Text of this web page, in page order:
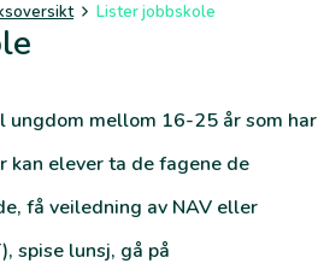
Lister jobbskole
ungdom mellom 16-25 år som har
kan elever ta de fagene de
få veiledning av NAV eller
spise lunsj, gå på